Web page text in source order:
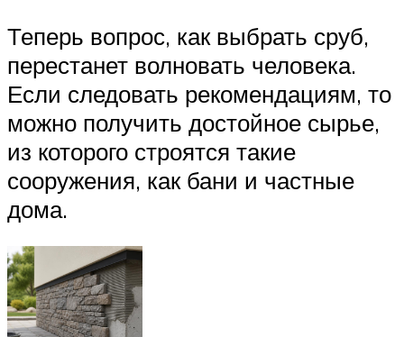
Теперь вопрос, как выбрать сруб,
перестанет волновать человека.
Если следовать рекомендациям, то
можно получить достойное сырье,
из которого строятся такие
сооружения, как бани и частные
дома.